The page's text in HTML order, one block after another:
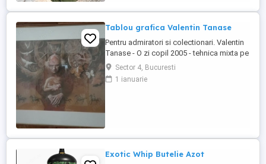
Tablou grafica Valentin Tanase
Pentru admiratori si colectionari. Valentin
Tanase - O zi copil 2005 - tehnica mixta pe
hartie 65x50 cm. Gratuit un Cataog de
Colectie cu cele mai reprezentative lucrari
(cca 80) ale maestrului.
Sector 4, Bucuresti
1 ianuarie
Exotic Whip Butelie Azot